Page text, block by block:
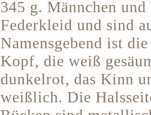
345 g. Männchen
Federkleid und sind
Namensgebend ist
Kopf, die weiß
dunkelrot, das Kinn
weißlich. Die